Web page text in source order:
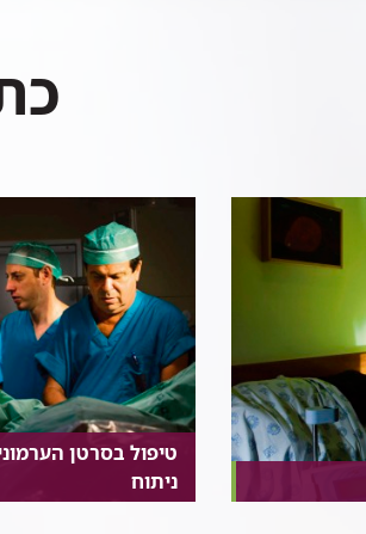
טיפול בסרטן
ניתוח